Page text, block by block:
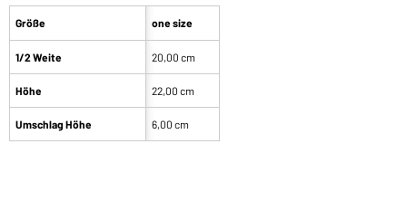
Größe
1/2 Weite
Höhe
Umschlag Höhe
one size
20,00 cm
22,00 cm
6,00 cm